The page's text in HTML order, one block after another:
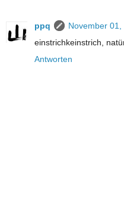
ppq
November 01,
einstrichkeinstrich,
Antworten